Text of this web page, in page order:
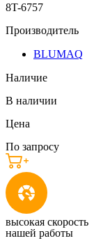
8T-6757
Производитель
BLUMAQ
Наличие
В наличии
Цена
По запросу
высокая скорость
нашей работы